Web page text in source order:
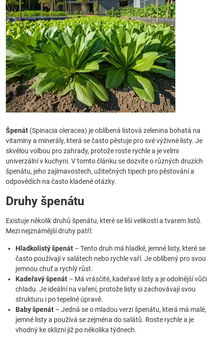
Špenát (Spinacia oleracea) je oblíbená listová zelenina bohatá na
vitamíny a minerály, která se často pěstuje pro své výživné listy. Je
skvělou volbou pro zahrady, protože roste rychle a je velmi
univerzální v kuchyni. V tomto článku se dozvíte o různých druzích
špenátu, jeho zajímavostech, užitečných tipech pro pěstování a
odpovědích na často kladené otázky.
Druhy špenátu
Existuje několik druhů špenátu, které se liší velikostí a tvarem listů.
Mezi nejznámější druhy patří:
Hladkolistý špenát – Tento druh má hladké, jemné listy, které se
často používají v salátech nebo rychle vaří. Je oblíbený pro svou
jemnou chuť a rychlý růst.
Kadeřavý špenát – Má vrásčité, kadeřavé listy a je odolnější vůči
chladu. Je ideální na vaření, protože listy si zachovávají svou
strukturu i po tepelné úpravě.
Baby špenát – Jedná se o mladou verzi špenátu, která má malé,
jemné listy a používá se zejména do salátů. Roste rychle a je
vhodný ke sklizni již po několika týdnech.